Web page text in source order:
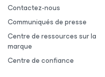
Contactez-nous
Communiqués de presse
Centre de ressources sur la
marque
Centre de confiance